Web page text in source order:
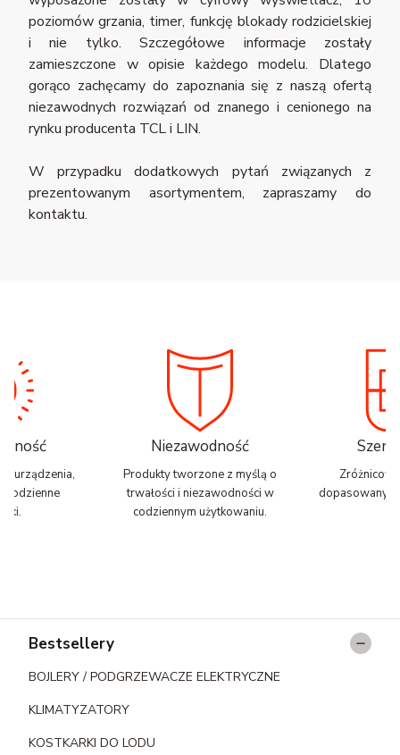
poziomów grzania, timer, funkcję blokady rodzicielskiej
i nie tylko. Szczegółowe informacje zostały
zamieszczone w opisie każdego modelu. Dlatego
gorąco zachęcamy do zapoznania się z naszą ofertą
niezawodnych rozwiązań od znanego i cenionego na
rynku producenta TCL i LIN.
W przypadku dodatkowych pytań związanych z
prezentowanym asortymentem, zapraszamy do
kontaktu.
urządzenia,
codzienne
Niezawodność
Produkty tworzone z myślą o
trwałości i niezawodności w
codziennym użytkowaniu.
dopasowany
Linki w stopce
Bestsellery
BOJLERY / PODGRZEWACZE ELEKTRYCZNE
KLIMATYZATORY
KOSTKARKI DO LODU